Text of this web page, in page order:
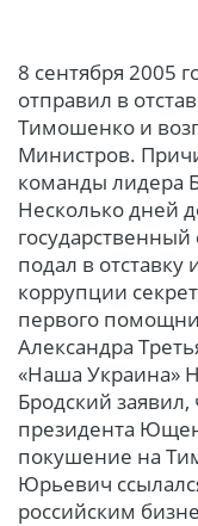
8 сентября 2005
отправил в
Тимошенко и
Министров.
команды лидера
Несколько дней
подал в отставку
коррупции
первого
Александра
«Наша Украина»
Бродский
президента
покушение на
Юрьевич
российским